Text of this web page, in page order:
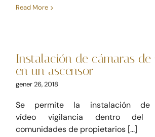
Read More
Comunidad de propietarios Derecho
Instalación de cámaras
en un ascensor
gener 26, 2018
Se permite la instalación de
vídeo vigilancia dentro del
comunidades de propietarios [...]